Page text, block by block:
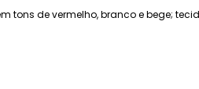
tons de vermelho, branco e bege;